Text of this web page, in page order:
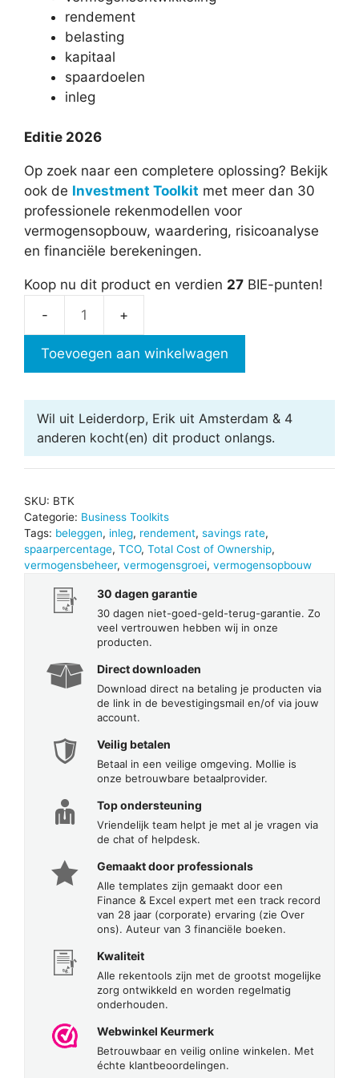
rendement
belasting
kapitaal
spaardoelen
inleg
Editie 2026
Op zoek naar een completere oplossing? Bekijk
ook de Investment Toolkit met meer dan 30
professionele rekenmodellen voor
vermogensopbouw, waardering, risicoanalyse
en financiële berekeningen.
Koop nu dit product en verdien 27 BIE-punten!
aantal
Toevoegen aan winkelwagen
Wil uit Leiderdorp, Erik uit Amsterdam & 4
anderen kocht(en) dit product onlangs.
SKU: BTK
Categorie: Business Toolkits
Tags: beleggen, inleg, rendement, savings rate,
spaarpercentage, TCO, Total Cost of Ownership,
vermogensbeheer, vermogensgroei, vermogensopbouw
30 dagen garantie
30 dagen niet-goed-geld-terug-garantie. Zo
veel vertrouwen hebben wij in onze
producten.
Direct downloaden
Download direct na betaling je producten via
de link in de bevestigingsmail en/of via jouw
account.
Veilig betalen
Betaal in een veilige omgeving. Mollie is
onze betrouwbare betaalprovider.
Top ondersteuning
Vriendelijk team helpt je met al je vragen via
de chat of helpdesk.
Gemaakt door professionals
Alle templates zijn gemaakt door een
Finance & Excel expert met een track record
van 28 jaar (corporate) ervaring (zie Over
ons). Auteur van 3 financiële boeken.
Kwaliteit
Alle rekentools zijn met de grootst mogelijke
zorg ontwikkeld en worden regelmatig
onderhouden.
Webwinkel Keurmerk
Betrouwbaar en veilig online winkelen. Met
échte klantbeoordelingen.